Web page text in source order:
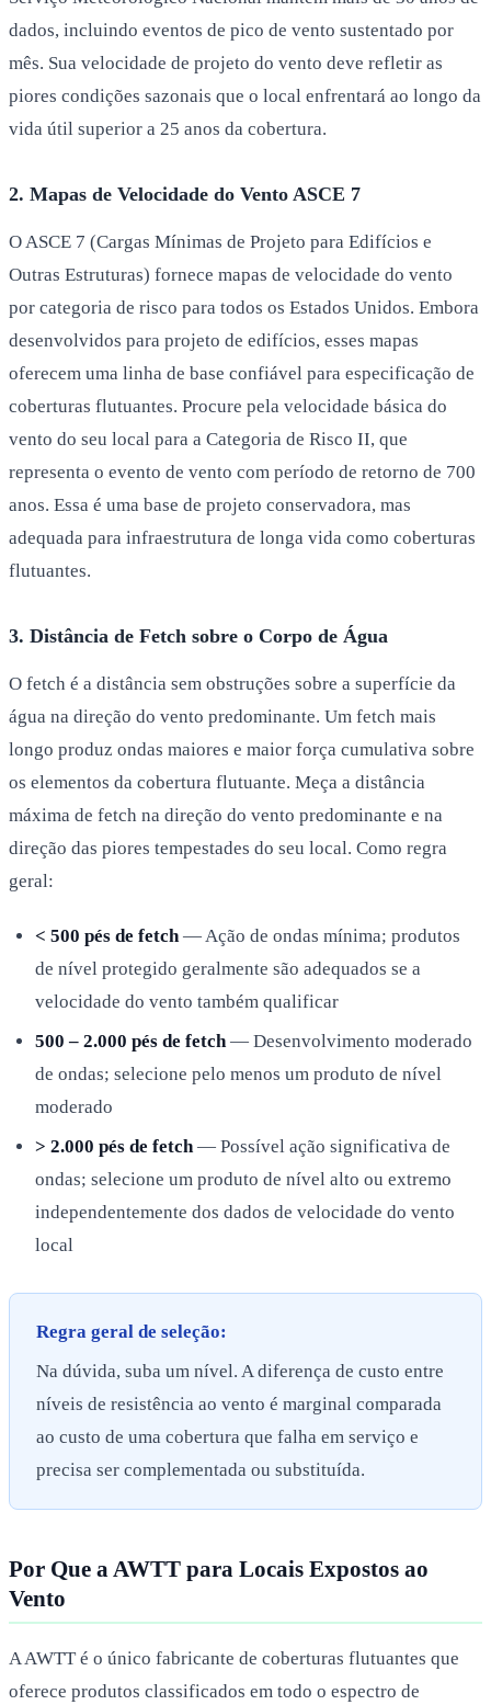
dados, incluindo eventos de pico de vento sustentado por
mês. Sua velocidade de projeto do vento deve refletir as
piores condições sazonais que o local enfrentará ao longo da
vida útil superior a 25 anos da cobertura.
2. Mapas de Velocidade do Vento ASCE 7
O ASCE 7 (Cargas Mínimas de Projeto para Edifícios e
Outras Estruturas) fornece mapas de velocidade do vento
por categoria de risco para todos os Estados Unidos. Embora
desenvolvidos para projeto de edifícios, esses mapas
oferecem uma linha de base confiável para especificação de
coberturas flutuantes. Procure pela velocidade básica do
vento do seu local para a Categoria de Risco II, que
representa o evento de vento com período de retorno de 700
anos. Essa é uma base de projeto conservadora, mas
adequada para infraestrutura de longa vida como coberturas
flutuantes.
3. Distância de Fetch sobre o Corpo de Água
O fetch é a distância sem obstruções sobre a superfície da
água na direção do vento predominante. Um fetch mais
longo produz ondas maiores e maior força cumulativa sobre
os elementos da cobertura flutuante. Meça a distância
máxima de fetch na direção do vento predominante e na
direção das piores tempestades do seu local. Como regra
geral:
< 500 pés de fetch— Ação de ondas mínima; produtos
de nível protegido geralmente são adequados se a
velocidade do vento também qualificar
500 – 2.000 pés de fetch— Desenvolvimento moderado
de ondas; selecione pelo menos um produto de nível
moderado
> 2.000 pés de fetch— Possível ação significativa de
ondas; selecione um produto de nível alto ou extremo
independentemente dos dados de velocidade do vento
local
Regra geral de seleção:
Na dúvida, suba um nível. A diferença de custo entre
níveis de resistência ao vento é marginal comparada
ao custo de uma cobertura que falha em serviço e
precisa ser complementada ou substituída.
Por Que a AWTT para Locais Expostos ao
Vento
A AWTT é o único fabricante de coberturas flutuantes que
oferece produtos classificados em todo o espectro de